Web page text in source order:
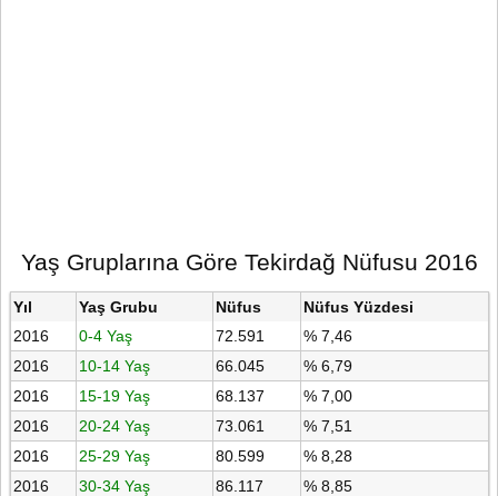
Yaş Gruplarına Göre Tekirdağ Nüfusu 2016
Yıl Yaş Grubu Nüfus
Nüfus Yüzdesi
2016
0-4 Yaş 72.591
% 7,46
2016
10-14 Yaş 66.045
% 6,79
2016
15-19 Yaş 68.137
% 7,00
2016
20-24 Yaş 73.061
% 7,51
2016
25-29 Yaş 80.599
% 8,28
2016
30-34 Yaş 86.117
% 8,85